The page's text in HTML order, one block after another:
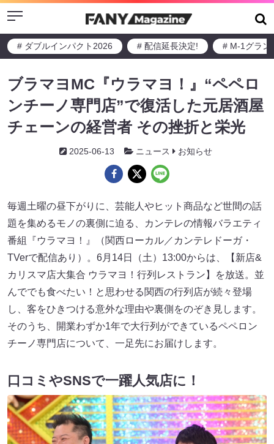
Menu
# ダブルインパクト2026 # 配信延長決定! # M-1グラン
ブラマヨMC『ウラマヨ！』“ペペロ
ンチーノ専門店”で復活した元居酒屋
チェーンの経営者 その挫折と栄光
2025-06-13 ニュース お知らせ
毎週土曜の昼下がりに、芸能人やヒット商品など世間の話
題を集めるモノの裏側に迫る、カンテレの情報バラエティ
番組『ウラマヨ！』（関西ローカル／カンテレドーガ・
TVerで配信あり）。6月14日（土）13:00からは、【新店&
カリスマ店大集合 ウラマヨ！行列レストラン】を放送。並
んででも食べたい！と思わせる関西の行列店が続々登場
し、客をひきつける意外な理由や裏側をのぞき見します。
そのうち、開業わずか1年で大行列ができているペペロン
チーノ専門店について、一足先にお届けします。
口コミやSNSで一躍人気店に！